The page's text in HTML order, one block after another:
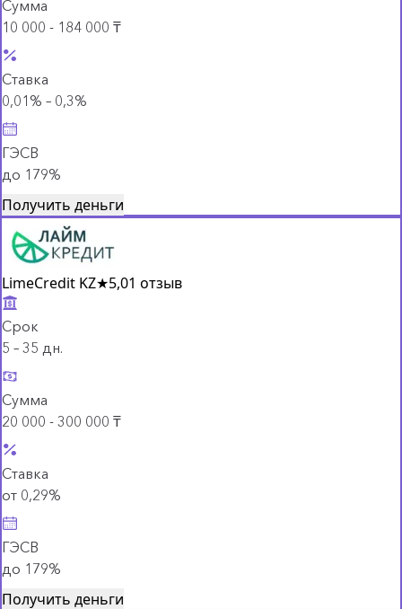
Сумма
10 000 - 184 000 ₸
Ставка
0,01% – 0,3%
ГЭСВ
до 179%
Получить деньги
LimeCredit KZ★5,01 отзыв
Срок
5 – 35 дн.
Сумма
20 000 - 300 000 ₸
Ставка
от 0,29%
ГЭСВ
до 179%
Получить деньги